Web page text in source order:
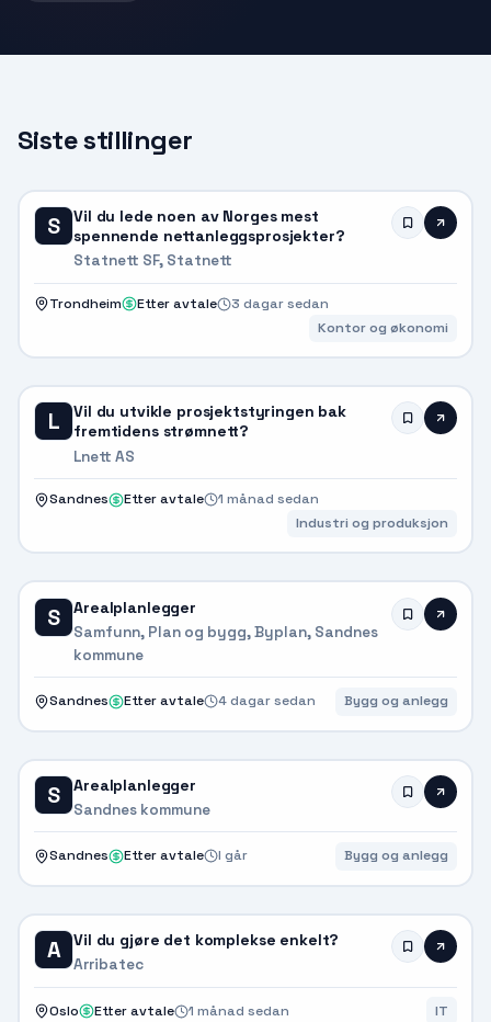
Siste stillinger
S
Vil du lede noen av Norges mest
spennende nettanleggsprosjekter?
Statnett SF, Statnett
Trondheim Etter avtale
3 dagar sedan
Kontor og økonomi
L
Vil du utvikle prosjektstyringen bak
fremtidens strømnett?
Lnett AS
Sandnes Etter avtale
1 månad sedan
Industri og produksjon
S Arealplanlegger
Samfunn, Plan og bygg, Byplan, Sandnes
kommune
Sandnes Etter avtale 4 dagar sedan Bygg og anlegg
S Arealplanlegger
Sandnes kommune
Sandnes Etter avtale I går Bygg og anlegg
A Vil du gjøre det komplekse enkelt?
Arribatec
Oslo Etter avtale 1 månad sedan IT